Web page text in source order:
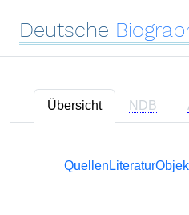
Deutsche
Übersicht NDB
Quellen Literatur